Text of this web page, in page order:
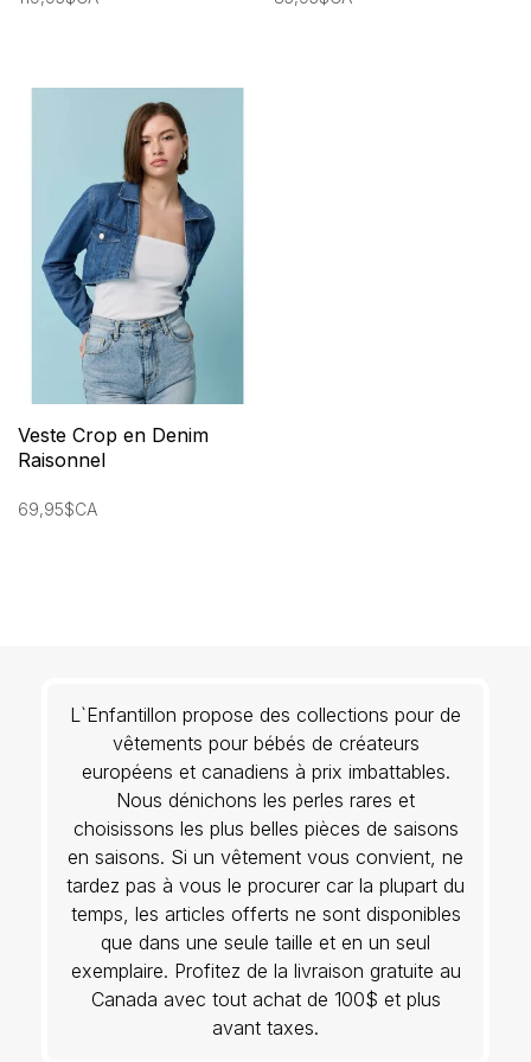
Veste Crop en Denim
Raisonnel
69,95$CA
L`Enfantillon propose des collections pour de
vêtements pour bébés de créateurs
européens et canadiens à prix imbattables.
Nous dénichons les perles rares et
choisissons les plus belles pièces de saisons
en saisons. Si un vêtement vous convient, ne
tardez pas à vous le procurer car la plupart du
temps, les articles offerts ne sont disponibles
que dans une seule taille et en un seul
exemplaire. Profitez de la livraison gratuite au
Canada avec tout achat de 100$ et plus
avant taxes.